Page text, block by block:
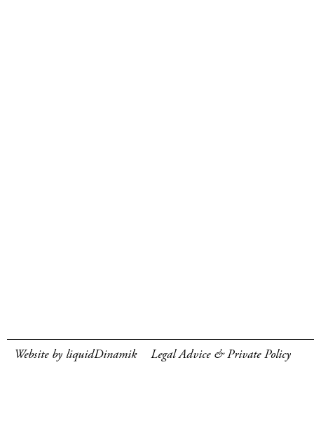
Website by liquidDinamik Legal Advice & Private Policy